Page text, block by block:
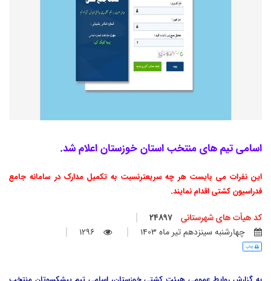
اسامی تیم های منتخب استان خوزستان اعلام شد.
این نفرات می بایست هر چه سریعترنسبت به تکمیل مدارک در سامانه جامع
فدراسیون کشتی اقدام نمایند.
کد هیأت های شهرستانی
چهارشنبه سينزدهم تير ماه 1403
1296
چاپ